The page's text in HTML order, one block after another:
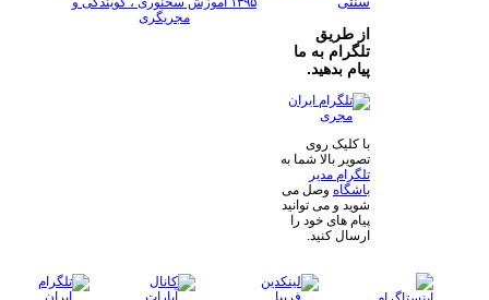
مجریگری
از طریق
تلگرام به ما
پیام بدهید.
با کلیک روی
تصویر بالا شما به
تلگرام مدیر
باشگاه وصل می
شوید و می توانید
پیام های خود را
ارسال کنید.